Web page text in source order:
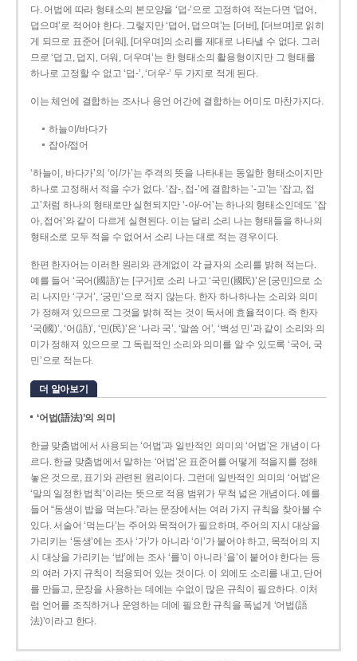
다. 어법에 따라 형태소의 본모양을 ‘덥-­’으로 고정하여 적는다면 ‘덥어,
덥으며’로 적어야 한다. 그렇지만 ‘덥어, 덥으며’는 [더버], [더브며]로 읽히
게 되므로 표준어 [더워], [더우며]의 소리를 제대로 나타낼 수 없다. 그러
므로 ‘덥고, 덥지, 더워, 더우며’는 한 형태소의 활용형이지만 그 형태를
하나로 고정할 수 없고 ‘덥-’, ‘더우-’ 두 가지로 적게 된다.
이는 체언에 결합하는 조사나 용언 어간에 결합하는 어미도 마찬가지다.
하늘이/바다가
잡아/접어
‘하늘이, 바다가’의 ‘이/가’는 주격의 뜻을 나타내는 동일한 형태소이지만
하나로 고정해서 적을 수가 없다. ‘잡-, 접-’에 결합하는 ‘-고’는 ‘잡고, 접
고’처럼 하나의 형태로만 실현되지만 ‘-아/-어’는 하나의 형태소인데도 ‘잡
아, 접어’와 같이 다르게 실현된다. 이는 달리 소리 나는 형태들을 하나의
형태소로 모두 적을 수 없어서 소리 나는 대로 적는 경우이다.
한편 한자어는 이러한 원리와 관계없이 각 글자의 소리를 밝혀 적는다.
예를 들어 ‘국어(國語)’는 [구거]로 소리 나고 ‘국민(國民)’은 [궁민]으로 소
리 나지만 ‘구거’, ‘궁민’으로 적지 않는다. 한자 하나하나는 소리와 의미
가 정해져 있으므로 그것을 밝혀 적는 것이 독서에 효율적이다. 즉 한자
‘국(國)’, ‘어(語)’, ‘민(民)’은 ‘나라 국’, ‘말씀 어’, ‘백성 민’과 같이 소리와 의
미가 정해져 있으므로 그 독립적인 소리와 의미를 알 수 있도록 ‘국어, 국
민’으로 적는다.
더 알아보기
‘어법(語法)’의 의미
한글 맞춤법에서 사용되는 ‘어법’과 일반적인 의미의 ‘어법’은 개념이 다
르다. 한글 맞춤법에서 말하는 ‘어법’은 표준어를 어떻게 적을지를 정해
놓은 것으로, 표기와 관련된 원리이다. 그런데 일반적인 의미의 ‘어법’은
‘말의 일정한 법칙’이라는 뜻으로 적용 범위가 무척 넓은 개념이다. 예를
들어 “동생이 밥을 먹는다.”라는 문장에서는 여러 가지 규칙을 찾아볼 수
있다. 서술어 ‘먹는다’는 주어와 목적어가 필요하며, 주어의 지시 대상을
가리키는 ‘동생’에는 조사 ‘가’가 아니라 ‘이’가 붙어야 하고, 목적어의 지
시 대상을 가리키는 ‘밥’에는 조사 ‘를’이 아니라 ‘을’이 붙어야 한다는 등
의 여러 가지 규칙이 적용되어 있는 것이다. 이 외에도 소리를 내고, 단어
를 만들고, 문장을 사용하는 데에는 수없이 많은 규칙이 필요하다. 이처
럼 언어를 조직하거나 운영하는 데에 필요한 규칙을 폭넓게 ‘어법(語
法)’이라고 한다.